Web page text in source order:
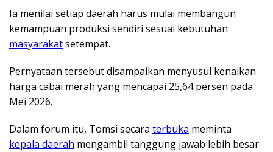
Ia menilai setiap daerah harus mulai membangun
kemampuan produksi sendiri sesuai kebutuhan
masyarakatsetempat.
Pernyataan tersebut disampaikan menyusul kenaikan
harga cabai merah yang mencapai 25,64 persen pada
Mei 2026.
Dalam forum itu, Tomsi secara terbuka meminta
kepala daerah mengambil tanggung jawab lebih besar